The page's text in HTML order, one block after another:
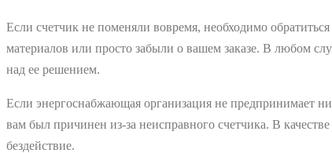
Если счетчик не поменяли вовремя, необходимо
материалов или просто забыли о вашем заказе. В любом
над ее решением.
Если энергоснабжающая организация не предпринимает
вам был причинен из-за неисправного счетчика. В
бездействие.